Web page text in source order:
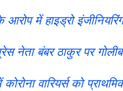
में हाइड्रो
नेता बंबर ठाकुर पर
वारियर्स को